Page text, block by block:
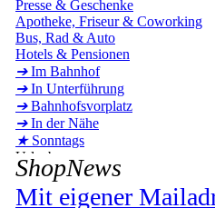
Presse & Geschenke
Apotheke, Friseur & Coworking
Bus, Rad & Auto
Hotels & Pensionen
➔Im Bahnhof
➔In Unterführung
➔Bahnhofsvorplatz
➔In der Nähe
★ Sonntags
ShopNews
Mit eigener